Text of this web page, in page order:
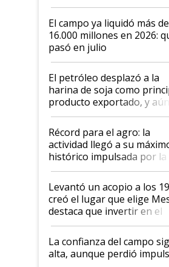
El campo ya liquidó más
16.000 millones en 2026:
pasó en julio
El petróleo desplazó a la
harina de soja como
producto exportado, y aún
el agro aportó casi seis de
diez dólares y sostuvo el
liderazgo en un semestre
récord
Récord para el agro: la
actividad llegó a su
histórico impulsada por la
cosecha y las
Levantó un acopio a los
creó el lugar que elige
destaca que invertir en el
kirchnerismo era como
plata a un hijo para droga":
Juan Félix Rossetti, el
que de una dura crisis
La confianza del campo
alta, aunque perdió